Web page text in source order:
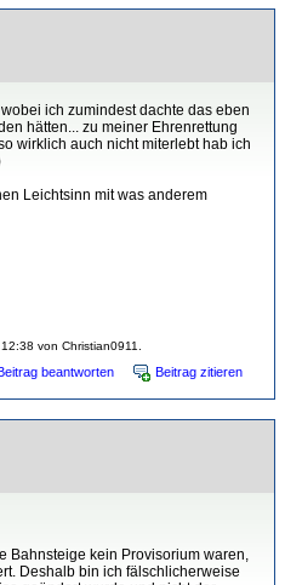
ich zumindest dachte das eben
hätten... zu meiner Ehrenrettung
wirklich auch nicht miterlebt hab ich
Leichtsinn mit was anderem
von Christian0911.
beantworten Beitrag zitieren
Bahnsteige kein Provisorium waren,
Deshalb bin ich fälschlicherweise